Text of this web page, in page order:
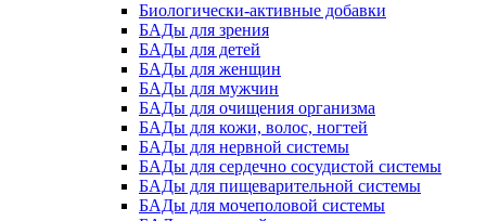
Биологически-активные добавки
БАДы для зрения
БАДы для детей
БАДы для женщин
БАДы для мужчин
БАДы для очищения организма
БАДы для кожи, волос, ногтей
БАДы для нервной системы
БАДы для сердечно сосудистой системы
БАДы для пищеварительной системы
БАДы для мочеполовой системы